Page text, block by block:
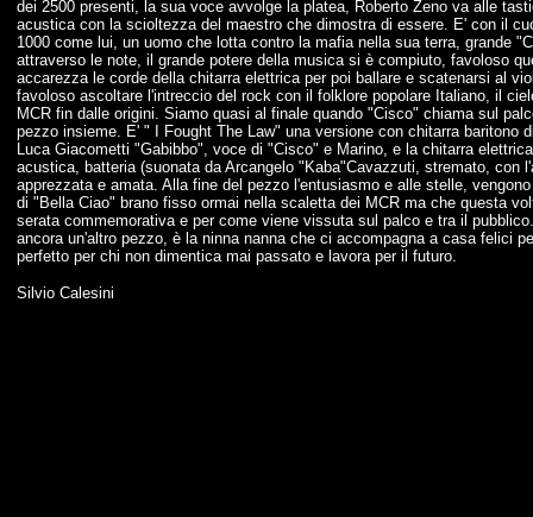
dei 2500 presenti, la sua voce avvolge la platea, Roberto Zeno va alle
acustica con la scioltezza del maestro che dimostra di essere. E' con il
1000 come lui, un uomo che lotta contro la mafia nella sua terra, grande
attraverso le note, il grande potere della musica si è compiuto, favoloso
accarezza le corde della chitarra elettrica per poi ballare e scatenarsi al
favoloso ascoltare l'intreccio del rock con il folklore popolare Italiano, il
MCR fin dalle origini. Siamo quasi al finale quando "Cisco" chiama sul
pezzo insieme. E' " I Fought The Law" una versione con chitarra
Luca Giacometti "Gabibbo", voce di "Cisco" e Marino, e la chitarra
acustica, batteria (suonata da Arcangelo "Kaba"Cavazzuti, stremato, con
apprezzata e amata. Alla fine del pezzo l'entusiasmo e alle stelle,
di "Bella Ciao" brano fisso ormai nella scaletta dei MCR ma che questa
serata commemorativa e per come viene vissuta sul palco e tra il
ancora un'altro pezzo, è la ninna nanna che ci accompagna a casa felici
perfetto per chi non dimentica mai passato e lavora per il futuro.
Silvio Calesini